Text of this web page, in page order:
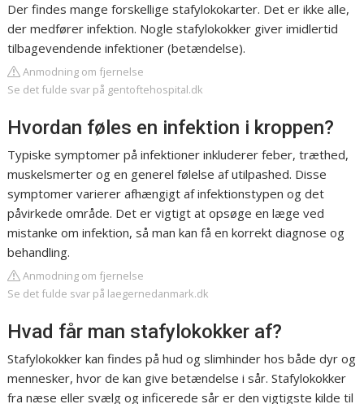
Der findes mange forskellige stafylokokarter. Det er ikke alle,
der medfører infektion. Nogle stafylokokker giver imidlertid
tilbagevendende infektioner (betændelse).
Anmodning om fjernelse
Se det fulde svar på gentoftehospital.dk
Hvordan føles en infektion i kroppen?
Typiske symptomer på infektioner inkluderer feber, træthed,
muskelsmerter og en generel følelse af utilpashed. Disse
symptomer varierer afhængigt af infektionstypen og det
påvirkede område. Det er vigtigt at opsøge en læge ved
mistanke om infektion, så man kan få en korrekt diagnose og
behandling.
Anmodning om fjernelse
Se det fulde svar på laegernedanmark.dk
Hvad får man stafylokokker af?
Stafylokokker kan findes på hud og slimhinder hos både dyr og
mennesker, hvor de kan give betændelse i sår. Stafylokokker
fra næse eller svælg og inficerede sår er den vigtigste kilde til